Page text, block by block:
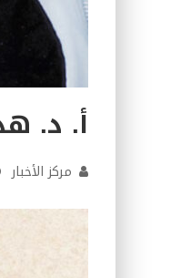
أ. د.
مركز الأخبار